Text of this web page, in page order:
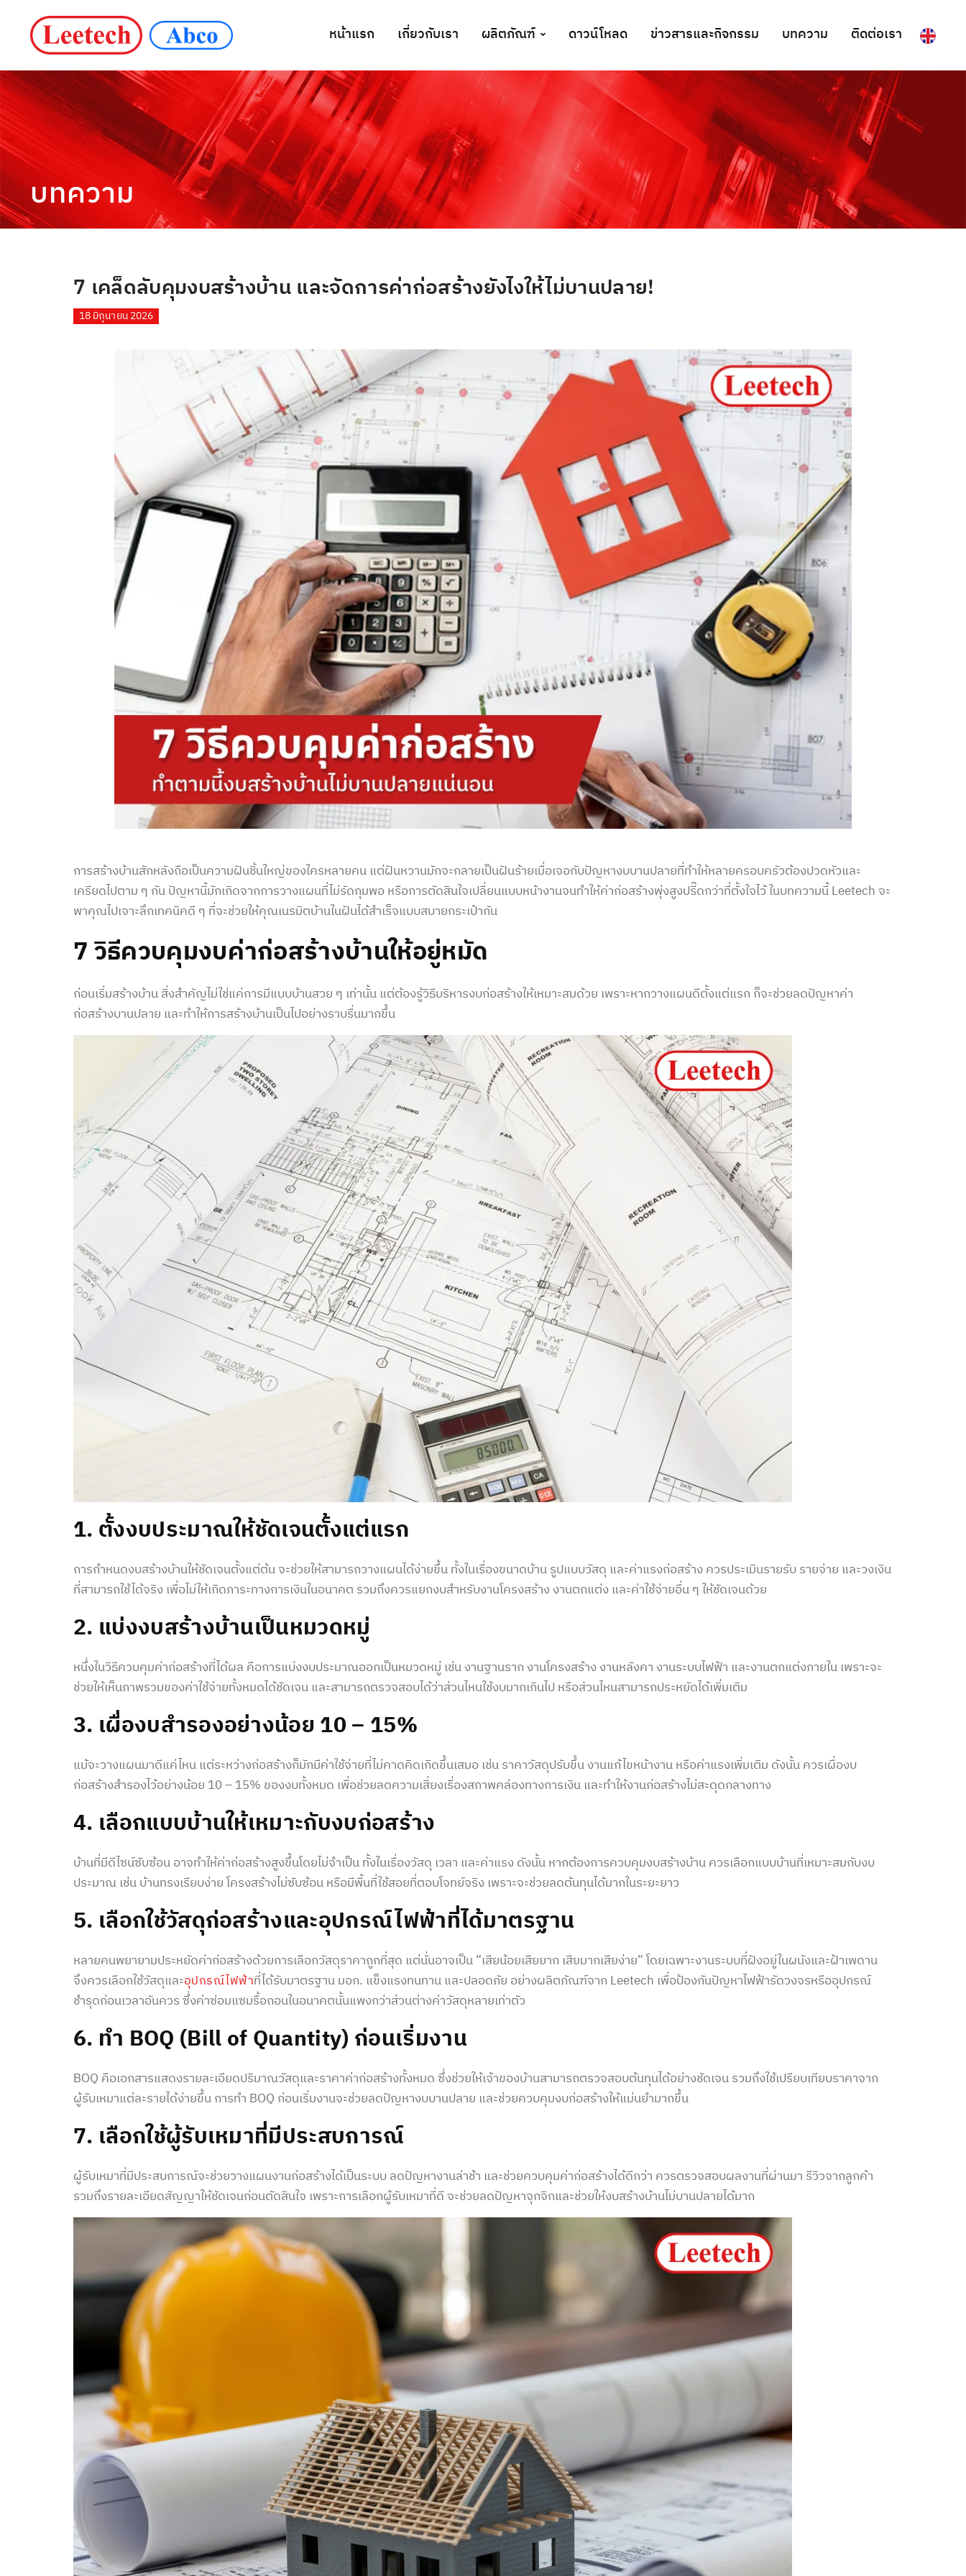
หน้าแรก เกี่ยวกับเรา ผลิตภัณฑ์ ดาวน์โหลด ข่าวสารและกิจกรรม บทความ ติดต่อเรา
บทความ
7 เคล็ดลับคุมงบสร้างบ้าน และจัดการค่าก่อสร้างยังไงให้ไม่บานปลาย!
18 มิถุนายน 2026
การสร้างบ้านสักหลังถือเป็นความฝันชิ้นใหญ่ของใครหลายคน แต่ฝันหวานมักจะกลายเป็นฝันร้ายเมื่อเจอกับปัญหางบบานปลายที่ทำให้หลายครอบครัวต้องปวดหัวและ
เครียดไปตาม ๆ กัน ปัญหานี้มักเกิดจากการวางแผนที่ไม่รัดกุมพอ หรือการตัดสินใจเปลี่ยนแบบหน้างานจนทำให้ค่าก่อสร้างพุ่งสูงปรี๊ดกว่าที่ตั้งใจไว้ ในบทความนี้ Leetech จะ
พาคุณไปเจาะลึกเทคนิคดี ๆ ที่จะช่วยให้คุณเนรมิตบ้านในฝันได้สำเร็จแบบสบายกระเป๋ากัน
7 วิธีควบคุมงบค่าก่อสร้างบ้านให้อยู่หมัด
ก่อนเริ่มสร้างบ้าน สิ่งสำคัญไม่ใช่แค่การมีแบบบ้านสวย ๆ เท่านั้น แต่ต้องรู้วิธีบริหารงบก่อสร้างให้เหมาะสมด้วย เพราะหากวางแผนดีตั้งแต่แรก ก็จะช่วยลดปัญหาค่า
ก่อสร้างบานปลาย และทำให้การสร้างบ้านเป็นไปอย่างราบรื่นมากขึ้น
1. ตั้งงบประมาณให้ชัดเจนตั้งแต่แรก
การกำหนดงบสร้างบ้านให้ชัดเจนตั้งแต่ต้น จะช่วยให้สามารถวางแผนได้ง่ายขึ้น ทั้งในเรื่องขนาดบ้าน รูปแบบวัสดุ และค่าแรงก่อสร้าง ควรประเมินรายรับ รายจ่าย และวงเงิน
ที่สามารถใช้ได้จริง เพื่อไม่ให้เกิดภาระทางการเงินในอนาคต รวมถึงควรแยกงบสำหรับงานโครงสร้าง งานตกแต่ง และค่าใช้จ่ายอื่น ๆ ให้ชัดเจนด้วย
2. แบ่งงบสร้างบ้านเป็นหมวดหมู่
หนึ่งในวิธีควบคุมค่าก่อสร้างที่ได้ผล คือการแบ่งงบประมาณออกเป็นหมวดหมู่ เช่น งานฐานราก งานโครงสร้าง งานหลังคา งานระบบไฟฟ้า และงานตกแต่งภายใน เพราะจะ
ช่วยให้เห็นภาพรวมของค่าใช้จ่ายทั้งหมดได้ชัดเจน และสามารถตรวจสอบได้ว่าส่วนไหนใช้งบมากเกินไป หรือส่วนไหนสามารถประหยัดได้เพิ่มเติม
3. เผื่องบสำรองอย่างน้อย 10 – 15%
แม้จะวางแผนมาดีแค่ไหน แต่ระหว่างก่อสร้างก็มักมีค่าใช้จ่ายที่ไม่คาดคิดเกิดขึ้นเสมอ เช่น ราคาวัสดุปรับขึ้น งานแก้ไขหน้างาน หรือค่าแรงเพิ่มเติม ดังนั้น ควรเผื่องบ
ก่อสร้างสำรองไว้อย่างน้อย 10 – 15% ของงบทั้งหมด เพื่อช่วยลดความเสี่ยงเรื่องสภาพคล่องทางการเงิน และทำให้งานก่อสร้างไม่สะดุดกลางทาง
4. เลือกแบบบ้านให้เหมาะกับงบก่อสร้าง
บ้านที่มีดีไซน์ซับซ้อน อาจทำให้ค่าก่อสร้างสูงขึ้นโดยไม่จำเป็น ทั้งในเรื่องวัสดุ เวลา และค่าแรง ดังนั้น หากต้องการควบคุมงบสร้างบ้านควรเลือกแบบบ้านที่เหมาะสมกับงบ
ประมาณ เช่น บ้านทรงเรียบง่าย โครงสร้างไม่ซับซ้อน หรือมีพื้นที่ใช้สอยที่ตอบโจทย์จริง เพราะจะช่วยลดต้นทุนได้มากในระยะยาว
5. เลือกใช้วัสดุก่อสร้างและอุปกรณ์ไฟฟ้าที่ได้มาตรฐาน
หลายคนพยายามประหยัดค่าก่อสร้างด้วยการเลือกวัสดุราคาถูกที่สุด แต่นั่นอาจเป็น “เสียน้อยเสียยาก เสียมากเสียง่าย” โดยเฉพาะงานระบบที่ฝังอยู่ในผนังและฝ้าเพดาน
จึงควรเลือกใช้วัสดุและอุปกรณ์ไฟฟ้าที่ได้รับมาตรฐาน มอก. แข็งแรงทนทาน และปลอดภัย อย่างผลิตภัณฑ์จาก Leetech เพื่อป้องกันปัญหาไฟฟ้ารัดวงจรหรืออุปกรณ์
ชำรุดก่อนเวลาอันควร ซึ่งค่าซ่อมแซมรื้อถอนในอนาคตนั้นแพงกว่าส่วนต่างค่าวัสดุหลายเท่าตัว
6. ทำ BOQ (Bill of Quantity) ก่อนเริ่มงาน
BOQ คือเอกสารแสดงรายละเอียดปริมาณวัสดุและราคาค่าก่อสร้างทั้งหมด ซึ่งช่วยให้เจ้าของบ้านสามารถตรวจสอบต้นทุนได้อย่างชัดเจน รวมถึงใช้เปรียบเทียบราคาจาก
ผู้รับเหมาแต่ละรายได้ง่ายขึ้น การทำ BOQ ก่อนเริ่มงานจะช่วยลดปัญหางบบานปลาย และช่วยควบคุมงบก่อสร้างให้แม่นยำมากขึ้น
7. เลือกใช้ผู้รับเหมาที่มีประสบการณ์
ผู้รับเหมาที่มีประสบการณ์จะช่วยวางแผนงานก่อสร้างได้เป็นระบบ ลดปัญหางานล่าช้า และช่วยควบคุมค่าก่อสร้างได้ดีกว่า ควรตรวจสอบผลงานที่ผ่านมา รีวิวจากลูกค้า
รวมถึงรายละเอียดสัญญาให้ชัดเจนก่อนตัดสินใจ เพราะการเลือกผู้รับเหมาที่ดี จะช่วยลดปัญหาจุกจิกและช่วยให้งบสร้างบ้านไม่บานปลายได้มาก